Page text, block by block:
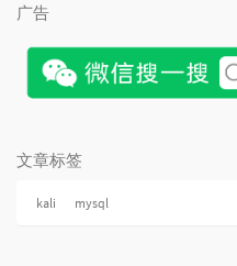
广告
文章标签
kali mysql